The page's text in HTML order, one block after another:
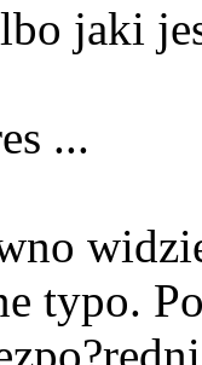
jaki
...
typo.